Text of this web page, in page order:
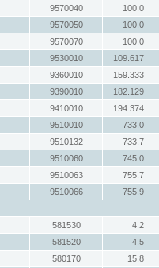
9570040
100.0
9570050
100.0
9570070
100.0
9530010
109.617
9360010
159.333
9390010
182.129
9410010
194.374
9510010
733.0
9510132
733.7
9510060
745.0
9510063
755.7
9510066
755.9
581530
4.2
581520
4.5
580170
15.8